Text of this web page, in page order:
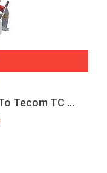
Máy Ra Vào Lốp Ô Tô Mâm To Tecom TC 920